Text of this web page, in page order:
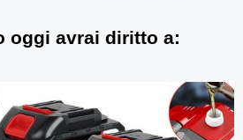
oggi avrai diritto a: